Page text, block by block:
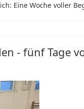
Eine Woche voller
- fünf Tage